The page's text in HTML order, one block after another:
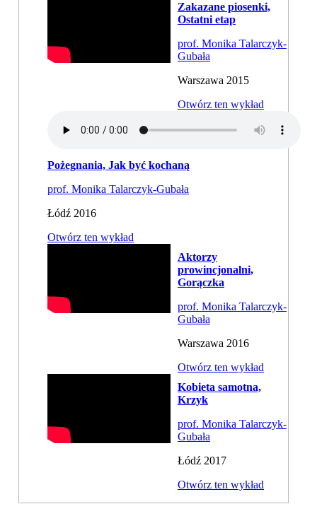
Zakazane piosenki,
Ostatni etap
prof. Monika Talarczyk-
Gubała
Warszawa 2015
Otwórz ten wykład
Pożegnania, Jak być kochaną
prof. Monika Talarczyk-Gubała
Łódź 2016
Otwórz ten wykład
Aktorzy
prowincjonalni,
Gorączka
prof. Monika Talarczyk-
Gubała
Warszawa 2016
Otwórz ten wykład
Kobieta samotna,
Krzyk
prof. Monika Talarczyk-
Gubała
Łódź 2017
Otwórz ten wykład